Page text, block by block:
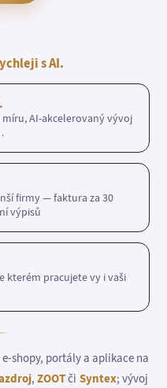
s AI.
AI-akcelerovaný vývoj
firmy — faktura za 30
výpisů
kterém pracujete vy i vaši
shopy, portály a aplikace na
,ZOOTči Syntex; vývoj